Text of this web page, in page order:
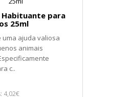
para
25ml
uma ajuda valiosa
animais
c..
4,02€